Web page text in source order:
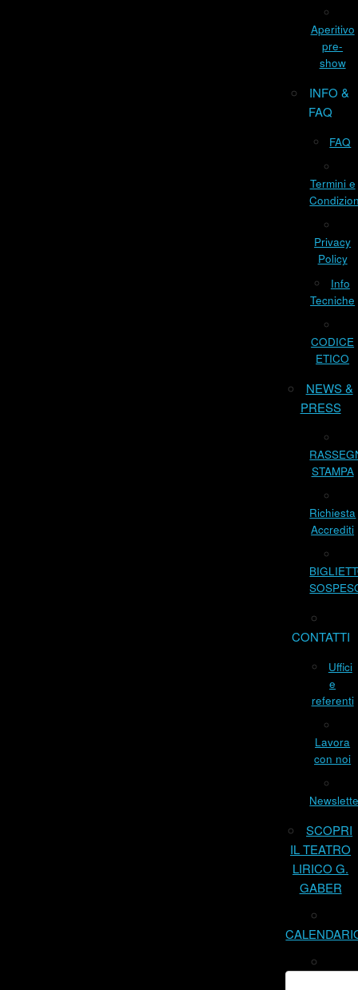
Aperitivo
pre-
show
INFO &
FAQ
FAQ
Termini e
Privacy
Policy
Info
Tecniche
CODICE
ETICO
NEWS &
PRESS
STAMPA
Richiesta
Accrediti
CONTATTI
Uffici
e
referenti
Lavora
con noi
SCOPRI
IL TEATRO
LIRICO G.
GABER